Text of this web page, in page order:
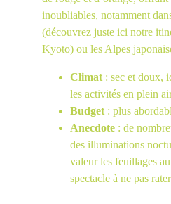
inoubliables, notamment
(découvrez juste ici notre
Kyoto) ou les Alpes
Climat : sec et doux,
les activités en plein
Budget : plus
Anecdote : de
des illuminations
valeur les feuillages
spectacle à ne pas